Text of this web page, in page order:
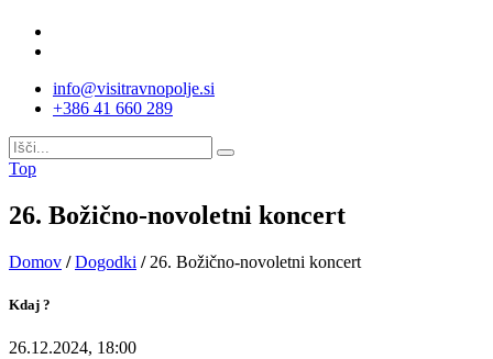
info@visitravnopolje.si
+386 41 660 289
Top
26. Božično-novoletni koncert
Domov / Dogodki / 26. Božično-novoletni koncert
Kdaj ?
26.12.2024, 18:00